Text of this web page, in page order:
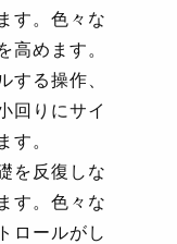
す。色々な
高めます。
する操作、
回りにサイ
す。
を反復しな
す。色々な
ロールがし